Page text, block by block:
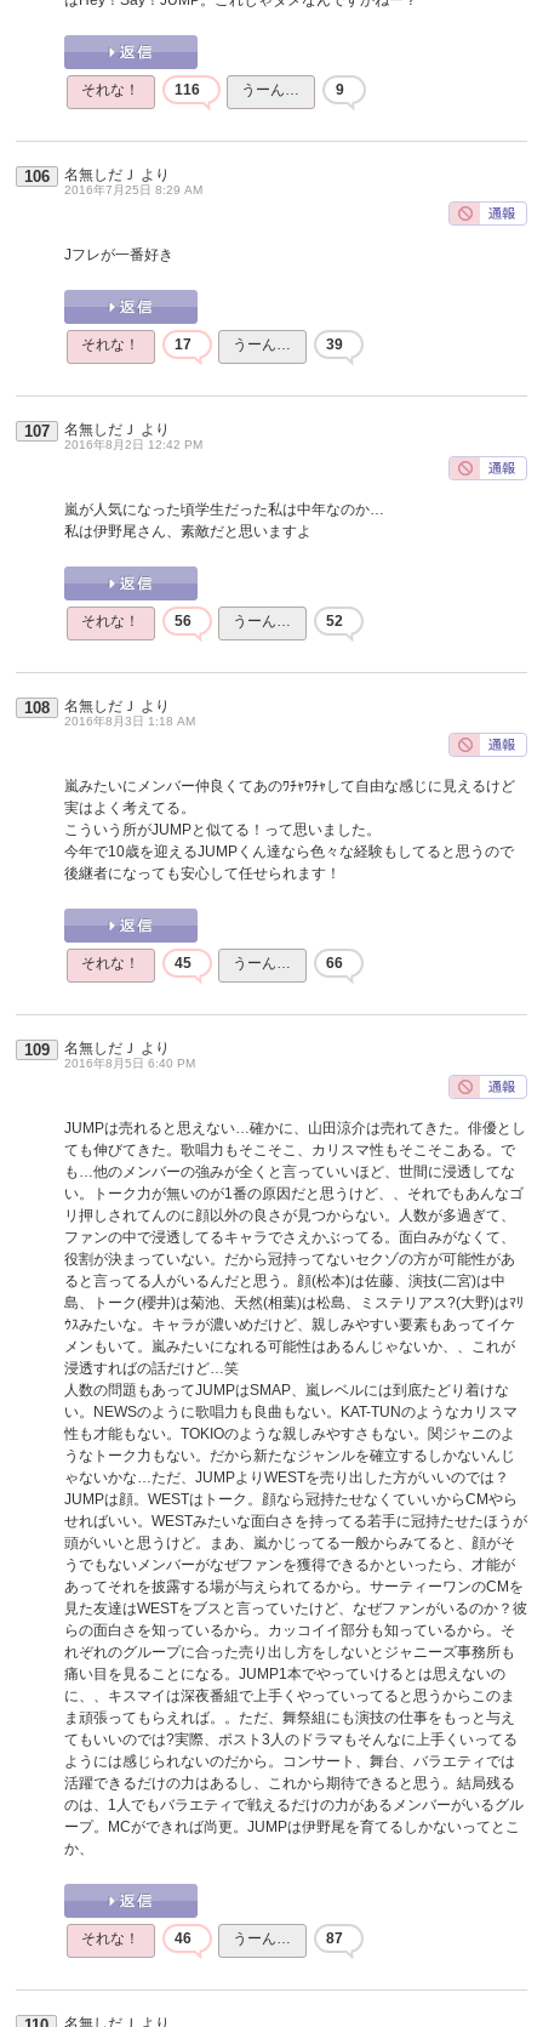
それな！ 116 うーん… 9
106 名無しだＪ より
2016年7月25日 8:29 AM
Jフレが一番好き
それな！ 17 うーん… 39
107 名無しだＪ より
2016年8月2日 12:42 PM
嵐が人気になった頃学生だった私は中年なのか…
私は伊野尾さん、素敵だと思いますよ
それな！ 56 うーん… 52
108 名無しだＪ より
2016年8月3日 1:18 AM
嵐みたいにメンバー仲良くてあのﾜﾁｬﾜﾁｬして自由な感じに見えるけど
実はよく考えてる。
こういう所がJUMPと似てる！って思いました。
今年で10歳を迎えるJUMPくん達なら色々な経験もしてると思うので
後継者になっても安心して任せられます！
それな！ 45 うーん… 66
109 名無しだＪ より
2016年8月5日 6:40 PM
JUMPは売れると思えない…確かに、山田涼介は売れてきた。俳優とし
ても伸びてきた。歌唱力もそこそこ、カリスマ性もそこそこある。で
も…他のメンバーの強みが全くと言っていいほど、世間に浸透してな
い。トーク力が無いのが1番の原因だと思うけど、、それでもあんなゴ
リ押しされてんのに顔以外の良さが見つからない。人数が多過ぎて、
ファンの中で浸透してるキャラでさえかぶってる。面白みがなくて、
役割が決まっていない。だから冠持ってないセクゾの方が可能性があ
ると言ってる人がいるんだと思う。顔(松本)は佐藤、演技(二宮)は中
島、トーク(櫻井)は菊池、天然(相葉)は松島、ミステリアス?(大野)はﾏﾘ
ｳｽみたいな。キャラが濃いめだけど、親しみやすい要素もあってイケ
メンもいて。嵐みたいになれる可能性はあるんじゃないか、、これが
浸透すればの話だけど…笑
人数の問題もあってJUMPはSMAP、嵐レベルには到底たどり着けな
い。NEWSのように歌唱力も良曲もない。KAT-TUNのようなカリスマ
性も才能もない。TOKIOのような親しみやすさもない。関ジャニのよ
うなトーク力もない。だから新たなジャンルを確立するしかないんじ
ゃないかな…ただ、JUMPよりWESTを売り出した方がいいのでは？
JUMPは顔。WESTはトーク。顔なら冠持たせなくていいからCMやら
せればいい。WESTみたいな面白さを持ってる若手に冠持たせたほうが
頭がいいと思うけど。まあ、嵐かじってる一般からみてると、顔がそ
うでもないメンバーがなぜファンを獲得できるかといったら、才能が
あってそれを披露する場が与えられてるから。サーティーワンのCMを
見た友達はWESTをブスと言っていたけど、なぜファンがいるのか？彼
らの面白さを知っているから。カッコイイ部分も知っているから。そ
れぞれのグループに合った売り出し方をしないとジャニーズ事務所も
痛い目を見ることになる。JUMP1本でやっていけるとは思えないの
に、、キスマイは深夜番組で上手くやっていってると思うからこのま
ま頑張ってもらえれば。。ただ、舞祭組にも演技の仕事をもっと与え
てもいいのでは?実際、ポスト3人のドラマもそんなに上手くいってる
ようには感じられないのだから。コンサート、舞台、バラエティでは
活躍できるだけの力はあるし、これから期待できると思う。結局残る
のは、1人でもバラエティで戦えるだけの力があるメンバーがいるグル
ープ。MCができれば尚更。JUMPは伊野尾を育てるしかないってとこ
か、
それな！ 46 うーん… 87
名無しだＪ より